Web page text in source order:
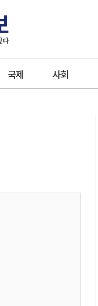
국제 사회